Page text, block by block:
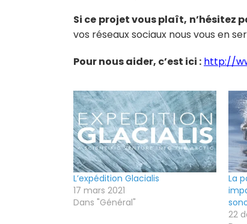
Si ce projet vous plaît, n’hésitez
vos réseaux sociaux nous vous en
Pour nous aider, c’est ici : http://
L’expédition Glacialis
17 mars 2021
Dans "Général"
La
22